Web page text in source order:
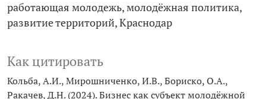
Как цитировать
Кольба, А.И., Мирошниченко, И.В., Бориско, О.А.,
Ракачев, Д.Н. (2024). Бизнес как субъект молодёжной
работающая молодежь молодёжная политика
развитие территорий Краснодар